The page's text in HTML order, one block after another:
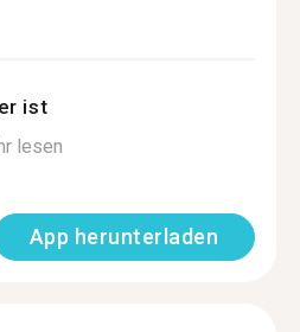
ist
lesen
App herunterladen